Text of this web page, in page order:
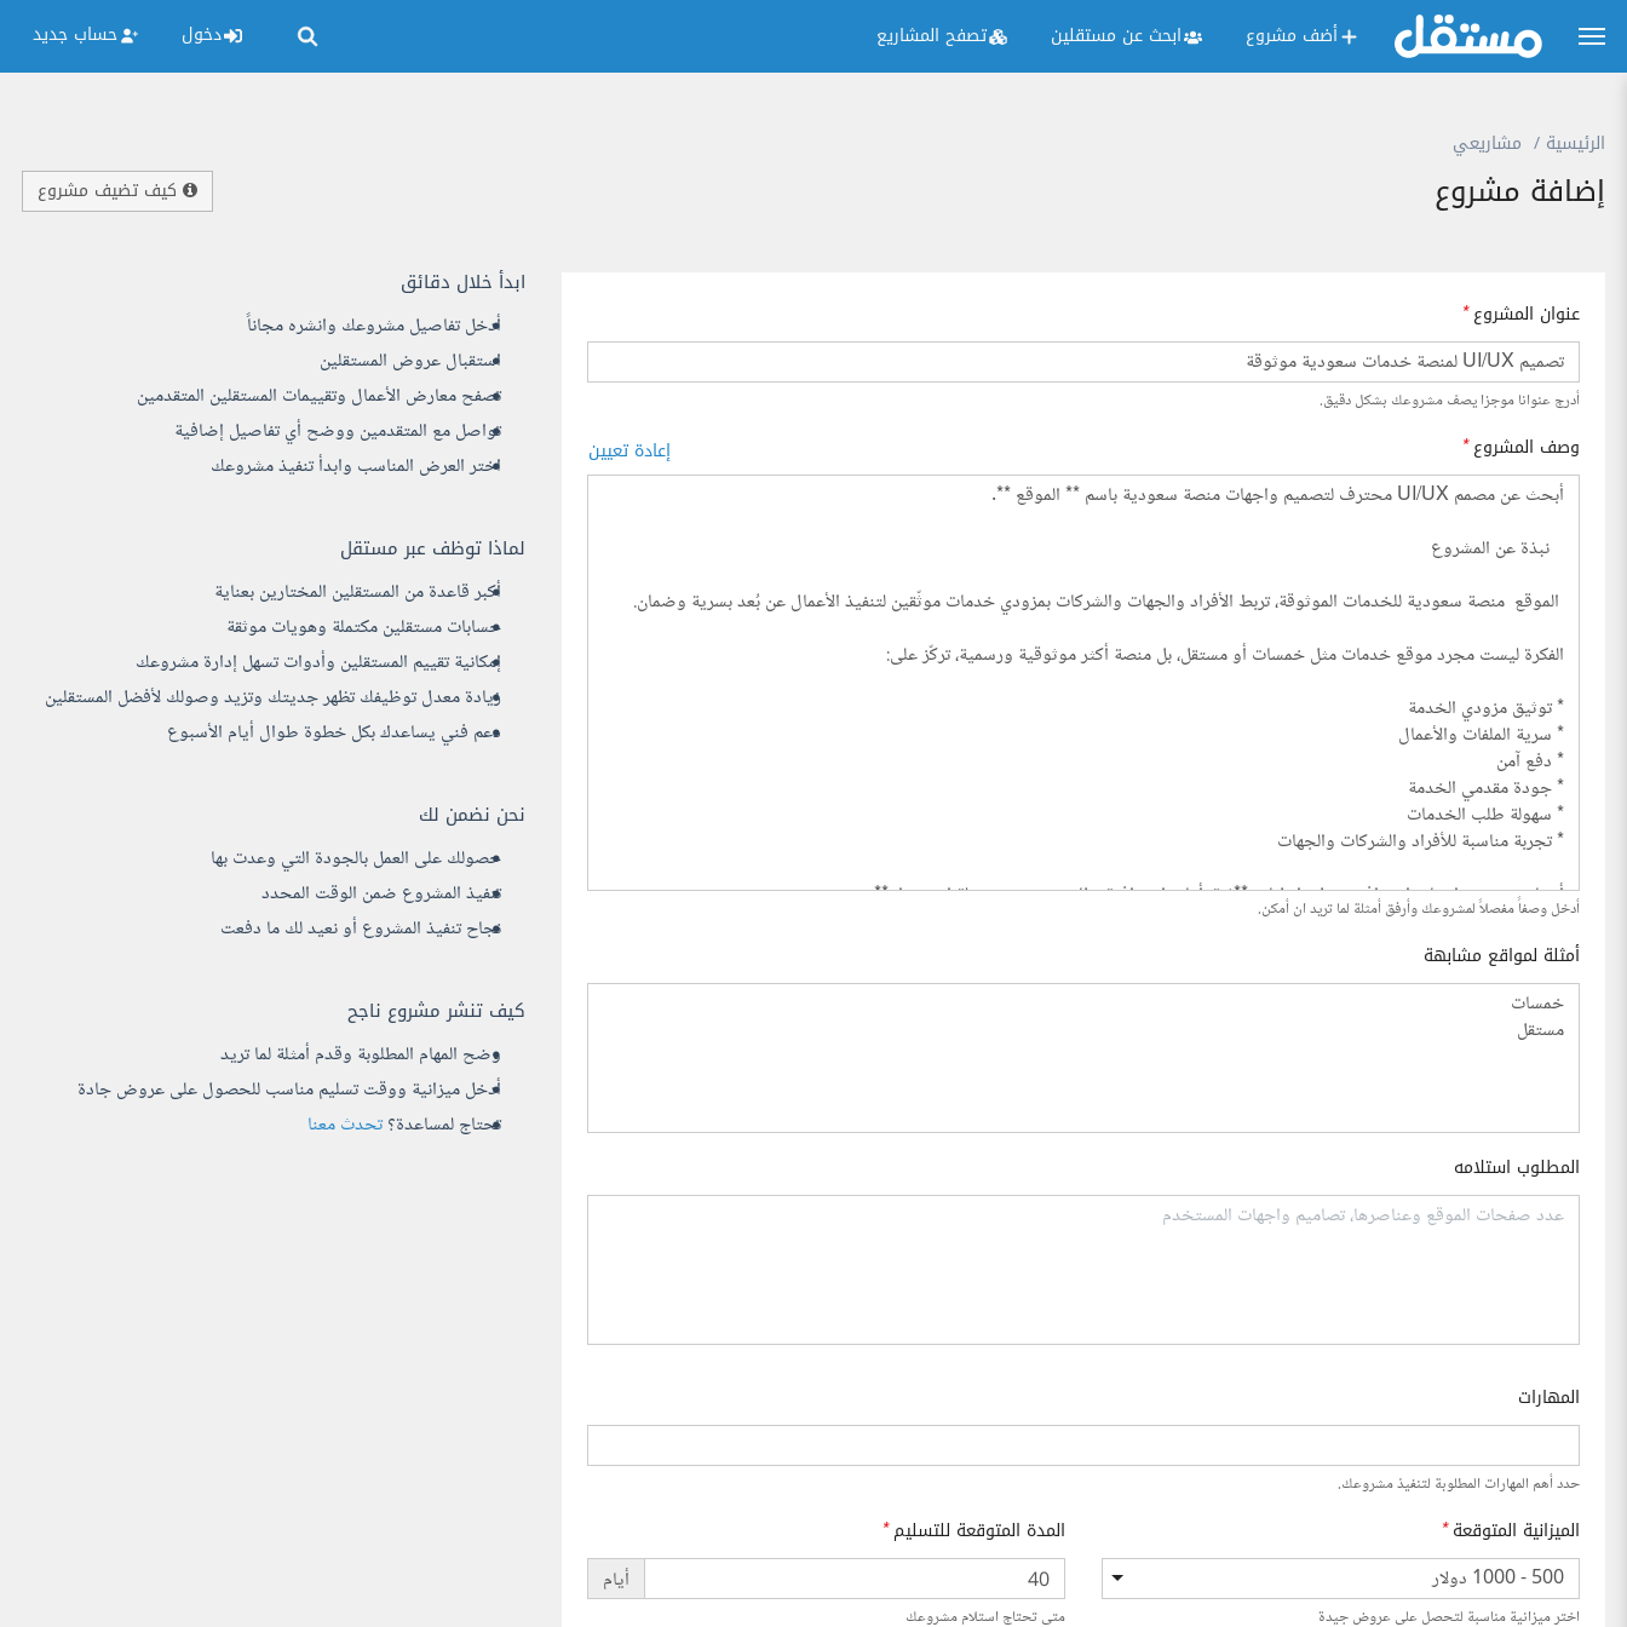
أضف مشروع ابحث عن مستقلين تصفح المشاريع دخول حساب جديد
الرئيسية مشاريعي
إضافة مشروع كيف تضيف مشروع
ابدأ خلال دقائق
أدخل تفاصيل مشروعك وانشره مجاناً
استقبال عروض المستقلين
تصفح معارض الأعمال وتقييمات المستقلين المتقدمين
تواصل مع المتقدمين ووضح أي تفاصيل إضافية
اختر العرض المناسب وابدأ تنفيذ مشروعك
لماذا توظف عبر مستقل
أكبر قاعدة من المستقلين المختارين بعناية
حسابات مستقلين مكتملة وهويات موثقة
إمكانية تقييم المستقلين وأدوات تسهل إدارة مشروعك
زيادة معدل توظيفك تظهر جديتك وتزيد وصولك لأفضل المستقلين
دعم فني يساعدك بكل خطوة طوال أيام الأسبوع
نحن نضمن لك
حصولك على العمل بالجودة التي وعدت بها
تنفيذ المشروع ضمن الوقت المحدد
نجاح تنفيذ المشروع أو نعيد لك ما دفعت
كيف تنشر مشروع ناجح
وضح المهام المطلوبة وقدم أمثلة لما تريد
أدخل ميزانية ووقت تسليم مناسب للحصول على عروض جادة
تحتاج لمساعدة؟تحدث معنا
عنوان المشروع*
أدرج عنوانا موجزا يصف مشروعك بشكل دقيق.
وصف المشروع* إعادة تعيين
أدخل وصفاً مفصلاً لمشروعك وأرفق أمثلة لما تريد ان أمكن.
أمثلة لمواقع مشابهة
المطلوب استلامه
المهارات
حدد أهم المهارات المطلوبة لتنفيذ مشروعك.
الميزانية المتوقعة*
500 - 1000 دولار
اختر ميزانية مناسبة لتحصل على عروض جيدة
المدة المتوقعة للتسليم*
أيام
متى تحتاج استلام مشروعك